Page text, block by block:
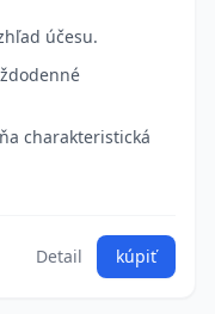
účesu.
charakteristická
Detail kúpiť